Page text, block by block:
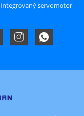
servomotoru A8
Integrovaný servomotor